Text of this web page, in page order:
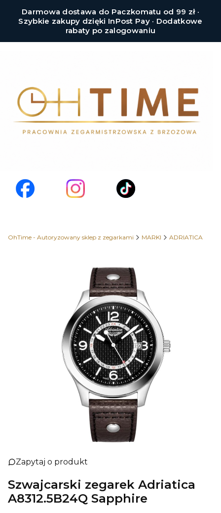
Darmowa dostawa do Paczkomatu od 99 zł ·
Szybkie zakupy dzięki InPost Pay · Dodatkowe
rabaty po zalogowaniu
OhTime - Autoryzowany sklep z zegarkami MARKI ADRIATICA
Zapytaj o produkt
Szwajcarski zegarek Adriatica
A8312.5B24Q Sapphire